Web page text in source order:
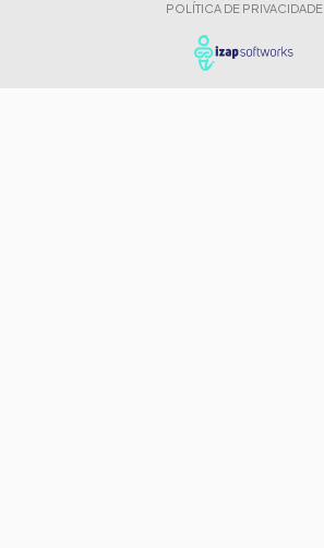
POLÍTICA DE PRIVACIDADE